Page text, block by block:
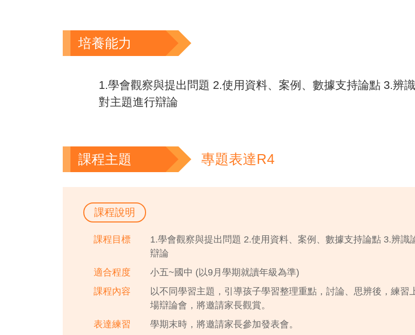
培養能力
1.學會觀察與提出問題 2.使用資料、案例、數據支持論點 3.辨
對主題進行辯論
課程主題 專題表達R4
課程說明
課程目標
1.學會觀察與提出問題 2.使用資料、案例、數據支持論點 3.辨
辯論
適合程度
小五~國中 (以9月學期就讀年級為準)
課程內容
以不同學習主題，引導孩子學習整理重點，討論、思辨後，練
場辯論會，將邀請家長觀賞。
表達練習
學期末時，將邀請家長參加發表會。